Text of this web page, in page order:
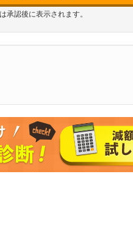
承認後に表示されます。